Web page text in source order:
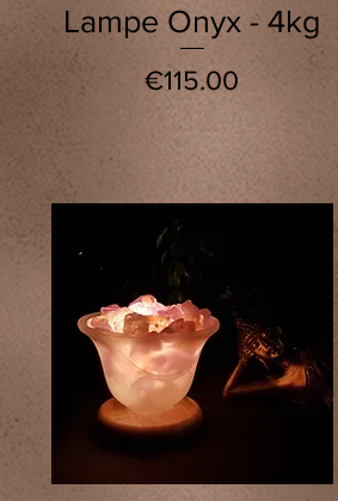
Quick View
Lampe Onyx - 4kg
Price
€115.00